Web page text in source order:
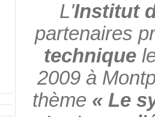
L'Institut
partenaires
technique
2009 à
thème « Le